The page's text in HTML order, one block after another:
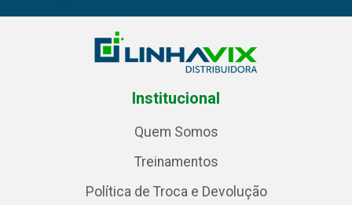
Institucional
Quem Somos
Treinamentos
Política de Troca e Devolução